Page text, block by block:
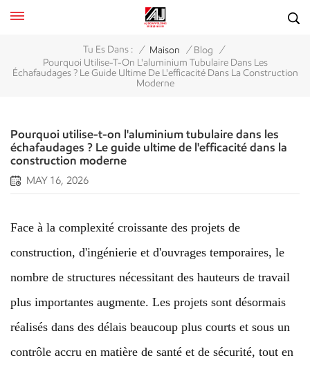
Tu Es Dans : / Maison / Blog /
Pourquoi Utilise-T-On L'aluminium Tubulaire Dans Les
Échafaudages ? Le Guide Ultime De L'efficacité Dans La Construction
Moderne
Pourquoi utilise-t-on l'aluminium tubulaire dans les
échafaudages ? Le guide ultime de l'efficacité dans la
construction moderne
MAY 16, 2026
Face à la complexité croissante des projets de
construction, d'ingénierie et d'ouvrages temporaires, le
nombre de structures nécessitant des hauteurs de travail
plus importantes augmente. Les projets sont désormais
réalisés dans des délais beaucoup plus courts et sous un
contrôle accru en matière de santé et de sécurité, tout en